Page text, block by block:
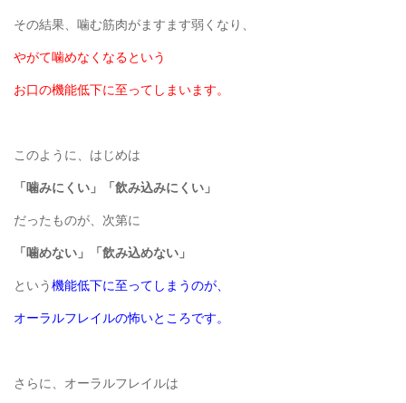
その結果、噛む筋肉がますます弱くなり、
やがて噛めなくなるという
お口の機能低下に至ってしまいます。
このように、はじめは
「噛みにくい」「飲み込みにくい」
だったものが、次第に
「噛めない」「飲み込めない」
という機能低下に至ってしまうのが、
オーラルフレイルの怖いところです。
さらに、オーラルフレイルは